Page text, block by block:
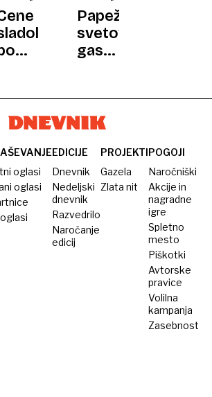
tudi
4
KUHARJI
Papež
svetovne
gastronomije
svoje
tri
raje v
postelji
kot v
kuhinji
oglasi
oglasi
EDICIJE
Dnevnik
Nedeljski
dnevnik
Razvedrilo
Naročanje
edicij
PROJEKTI
Gazela
Zlata nit
POGOJI
Naročniški
Akcije in
nagradne
igre
Spletno
mesto
Piškotki
Avtorske
pravice
Volilna
kampanja
Zasebnost